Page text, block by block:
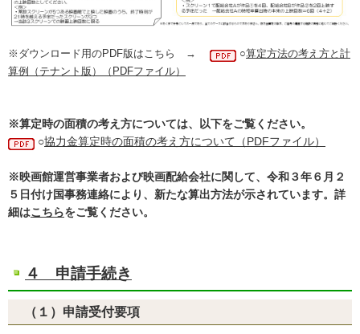
※ダウンロード用のPDF版はこちら → ○算定方法の考え方と計
算例（テナント版）（PDFファイル）
※算定時の面積の考え方については、以下をご覧ください。
○協力金算定時の面積の考え方について（PDFファイル）
※映画館運営事業者および映画配給会社に関して、令和３年６月２
５日付け国事務連絡により、新たな算出方法が示されています。詳
細はこちらをご覧ください。
４ 申請手続き
（１）申請受付要項